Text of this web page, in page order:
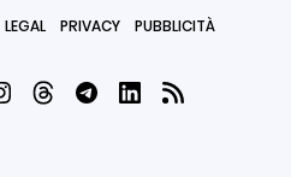
LEGAL PRIVACY PUBBLICITÀ